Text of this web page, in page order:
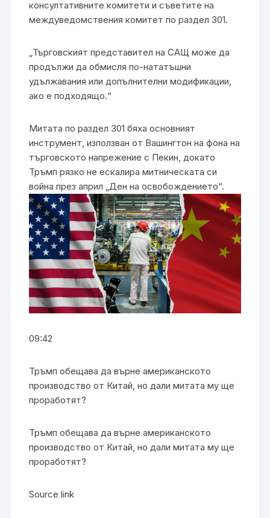
консултативните комитети и съветите на
междуведомствения комитет по раздел 301.
„Търговският представител на САЩ може да
продължи да обмисля по-нататъшни
удължавания или допълнителни модификации,
ако е подходящо.“
Митата по раздел 301 бяха основният
инструмент, използван от Вашингтон на фона на
търговското напрежение с Пекин, докато
Тръмп рязко не ескалира митническата си
война през април „Ден на освобождението“.
09:42
Тръмп обещава да върне американското
производство от Китай, но дали митата му ще
проработят?
Тръмп обещава да върне американското
производство от Китай, но дали митата му ще
проработят?
Source link